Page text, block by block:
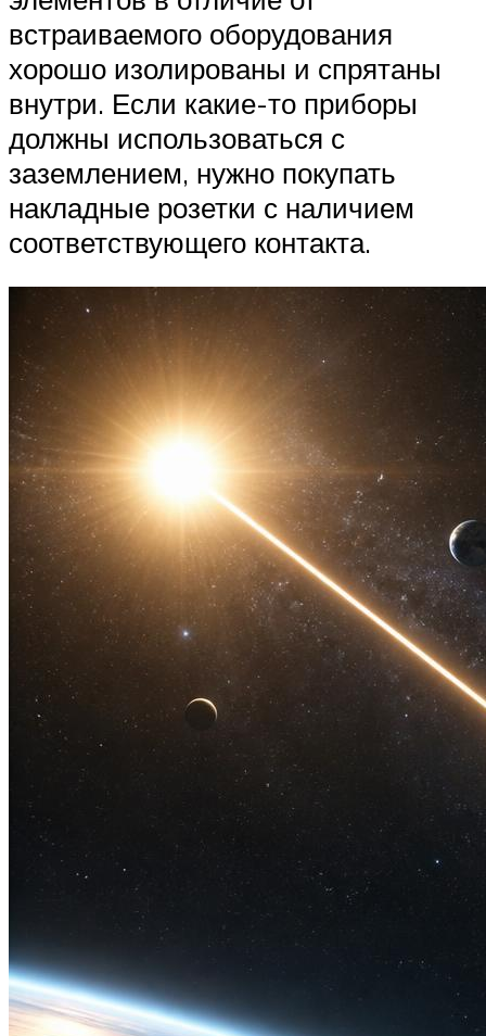
встраиваемого оборудования
хорошо изолированы и спрятаны
внутри. Если какие-то приборы
должны использоваться с
заземлением, нужно покупать
накладные розетки с наличием
соответствующего контакта.